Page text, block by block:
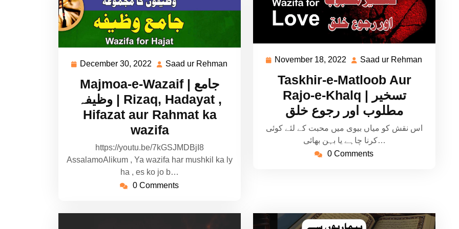
December 30, 2022 December
2022
Saad ur Rehman
Majmoa-e-Wazaif | جامع
وظیفہ | Rizaq, Hadayat ,
Hifazat aur Rahmat ka
wazifa
https://youtu.be/7kGSJMDBjI8
AssalamoAlikum , Ya wazifa har mushkil ka ly
ha , es ko jo b…
0 Comments
November 18, 2022 November
2022
Saad ur Rehman
Taskhir-e-Matloob Aur
Rajo-e-Khalq | تسخیر
مطلوب اور رجوع خلق
اس نقش کو میاں بیوی میں محبت کے لئے کوئی
کرنا چاہے یا بہن بھائی…
0 Comments